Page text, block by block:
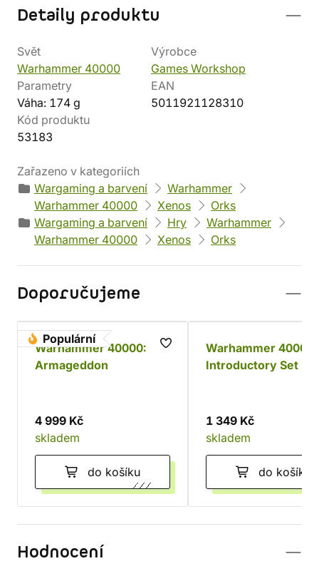
Detaily produktu
Svět
Warhammer 40000
Výrobce
Games Workshop
Parametry
Váha: 174 g
EAN
5011921128310
Kód produktu
53183
Zařazeno v kategoriích
Wargaming a barvení
Warhammer
Warhammer 40000
Xenos
Orks
Wargaming a barvení
Hry
Warhammer
Warhammer 40000
Xenos Orks
Doporučujeme
Populární
Warhammer 40000:
Armageddon
4 999 Kč
skladem
do košíku
Warhammer 40000:
Introductory Set
1 349 Kč
skladem
do košíku
Hodnocení